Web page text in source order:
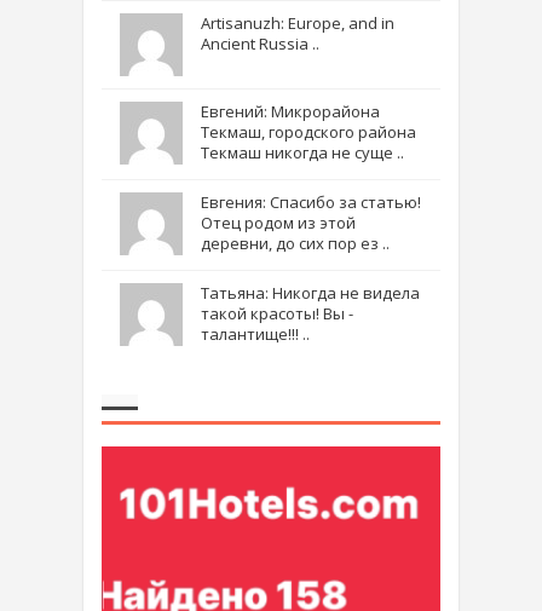
Artisanuzh: Europe, and in
Ancient Russia ..
Евгений: Микрорайона
Текмаш, городского района
Текмаш никогда не суще ..
Евгения: Спасибо за статью!
Отец родом из этой
деревни, до сих пор ез ..
Татьяна: Никогда не видела
такой красоты! Вы -
талантище!!! ..